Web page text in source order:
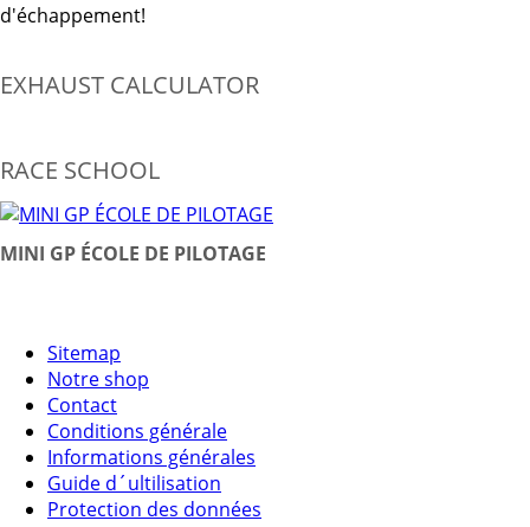
d'échappement!
EXHAUST CALCULATOR
RACE SCHOOL
MINI GP ÉCOLE DE PILOTAGE
Sitemap
Notre shop
Contact
Conditions générale
Informations générales
Guide d´ultilisation
Protection des données